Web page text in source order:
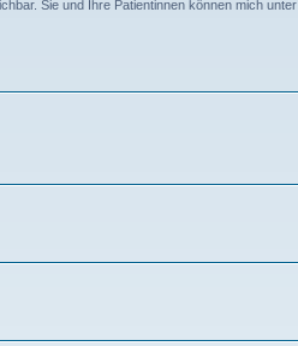
Sie und Ihre Patientinnen können mich unter